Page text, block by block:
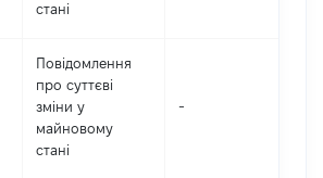
стані
Повідомлення
про суттєві
зміни y
майновому
стані
-